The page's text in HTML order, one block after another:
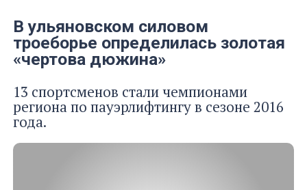
В ульяновском силовом
троеборье определилась золотая
«чертова дюжина»
13 спортсменов стали чемпионами
региона по пауэрлифтингу в сезоне 2016
года.